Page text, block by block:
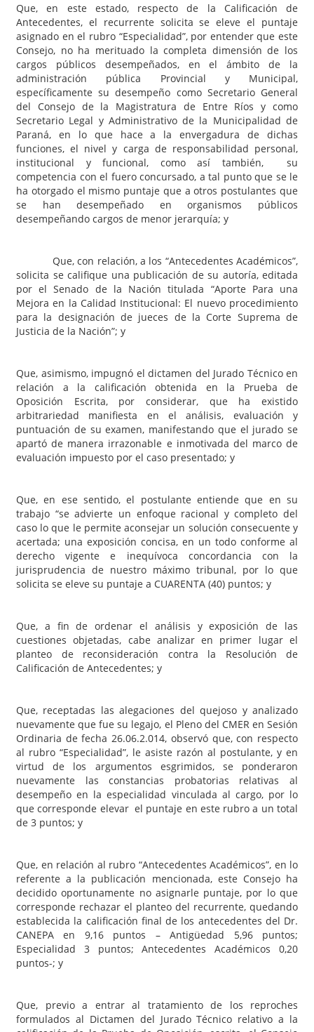
Que, en este estado, respecto de la Calificación de
Antecedentes, el recurrente solicita se eleve el puntaje
asignado en el rubro “Especialidad”, por entender que este
Consejo, no ha merituado la completa dimensión de los
cargos públicos desempeñados, en el ámbito de la
administración pública Provincial y Municipal,
específicamente su desempeño como Secretario General
del Consejo de la Magistratura de Entre Ríos y como
Secretario Legal y Administrativo de la Municipalidad de
Paraná, en lo que hace a la envergadura de dichas
funciones, el nivel y carga de responsabilidad personal,
institucional y funcional, como así también, su
competencia con el fuero concursado, a tal punto que se le
ha otorgado el mismo puntaje que a otros postulantes que
se han desempeñado en organismos públicos
desempeñando cargos de menor jerarquía; y
Que, con relación, a los “Antecedentes Académicos”,
solicita se califique una publicación de su autoría, editada
por el Senado de la Nación titulada “Aporte Para una
Mejora en la Calidad Institucional: El nuevo procedimiento
para la designación de jueces de la Corte Suprema de
Justicia de la Nación”; y
Que, asimismo, impugnó el dictamen del Jurado Técnico en
relación a la calificación obtenida en la Prueba de
Oposición Escrita, por considerar, que ha existido
arbitrariedad manifiesta en el análisis, evaluación y
puntuación de su examen, manifestando que el jurado se
apartó de manera irrazonable e inmotivada del marco de
evaluación impuesto por el caso presentado; y
Que, en ese sentido, el postulante entiende que en su
trabajo “se advierte un enfoque racional y completo del
caso lo que le permite aconsejar un solución consecuente y
acertada; una exposición concisa, en un todo conforme al
derecho vigente e inequívoca concordancia con la
jurisprudencia de nuestro máximo tribunal, por lo que
solicita se eleve su puntaje a CUARENTA (40) puntos; y
Que, a fin de ordenar el análisis y exposición de las
cuestiones objetadas, cabe analizar en primer lugar el
planteo de reconsideración contra la Resolución de
Calificación de Antecedentes; y
Que, receptadas las alegaciones del quejoso y analizado
nuevamente que fue su legajo, el Pleno del CMER en Sesión
Ordinaria de fecha 26.06.2.014, observó que, con respecto
al rubro “Especialidad”, le asiste razón al postulante, y en
virtud de los argumentos esgrimidos, se ponderaron
nuevamente las constancias probatorias relativas al
desempeño en la especialidad vinculada al cargo, por lo
que corresponde elevar el puntaje en este rubro a un total
de 3 puntos; y
Que, en relación al rubro “Antecedentes Académicos”, en lo
referente a la publicación mencionada, este Consejo ha
decidido oportunamente no asignarle puntaje, por lo que
corresponde rechazar el planteo del recurrente, quedando
establecida la calificación final de los antecedentes del Dr.
CANEPA en 9,16 puntos – Antigüedad 5,96 puntos;
Especialidad 3 puntos; Antecedentes Académicos 0,20
puntos-; y
Que, previo a entrar al tratamiento de los reproches
formulados al Dictamen del Jurado Técnico relativo a la